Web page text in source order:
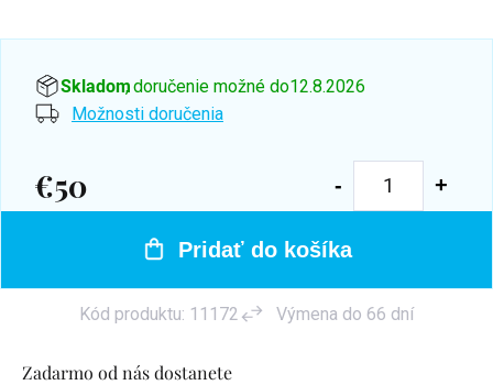
Zadarmo od nás dostanete
Skladom, doručenie možné do12.8.2026
Možnosti doručenia
€50
Jednotková
Pridať do košíka
Kód produktu: 11172 Výmena do 66 dní